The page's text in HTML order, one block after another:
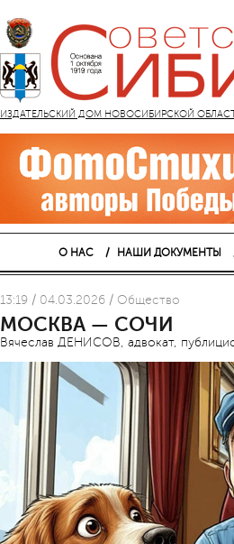
ИЗДАТЕЛЬСКИЙ ДОМ НОВОСИБИРСКОЙ ОБЛАСТИ
О НАС НАШИ ДОКУМЕНТЫ
13:19 / 04.03.2026 / Общество
МОСКВА — СОЧИ
Вячеслав ДЕНИСОВ, адвокат,